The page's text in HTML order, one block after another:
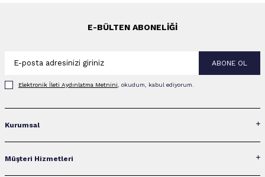
E-BÜLTEN ABONELIĞI
ABONE OL
Elektronik İleti Aydınlatma Metni‌ni , okudum, kabul ediyorum.
Kurumsal
Müşteri Hizmetleri